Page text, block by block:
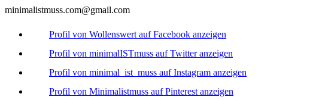
minimalistmuss.com@gmail.com
Profil von Wollenswert auf Facebook anzeigen
Profil von minimalISTmuss auf Twitter anzeigen
Profil von minimal_ist_muss auf Instagram anzeigen
Profil von Minimalistmuss auf Pinterest anzeigen